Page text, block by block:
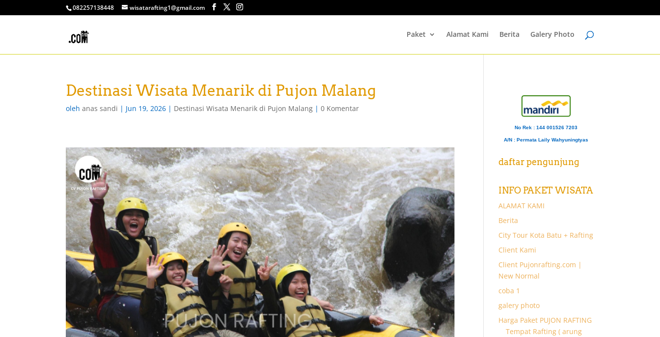
082257138448 wisatarafting1@gmail.com
Paket Alamat Kami Berita Galery Photo
Destinasi Wisata Menarik di Pujon Malang
olehanas sandi | Jun 19, 2026 | Destinasi Wisata Menarik di Pujon Malang |0 Komentar
No Rek : 144 001526 7203
A/N : Permata Laily Wahyuningtyas
daftar pengunjung
INFO PAKET WISATA
ALAMAT KAMI
Berita
City Tour Kota Batu + Rafting
Client Kami
Client Pujonrafting.com |
New Normal
coba 1
galery photo
Harga Paket PUJON RAFTING
Tempat Rafting ( arung